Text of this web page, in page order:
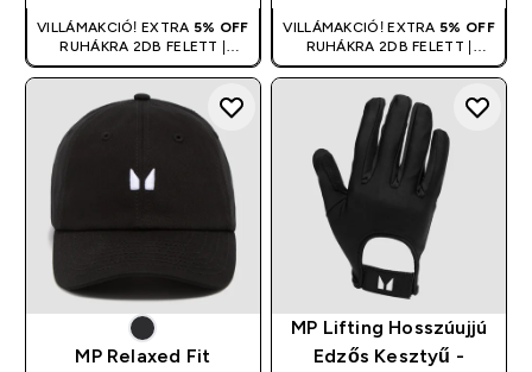
VILLÁMAKCIÓ! EXTRA 5% OFF
RUHÁKRA 2DB FELETT |
KUPONNAL ÖSSZEVONHATÓ
VILLÁMAKCIÓ! EXTRA 5% OFF
RUHÁKRA 2DB FELETT |
KUPONNAL ÖSSZEVONHATÓ
MP Relaxed Fit
MP Lifting Hosszúujjú
Edzős Kesztyű -